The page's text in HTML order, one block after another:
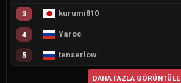
3 kurumi810
4 Yaroc
5 tenserlow
DAHA FAZLA GÖRÜNTÜLE